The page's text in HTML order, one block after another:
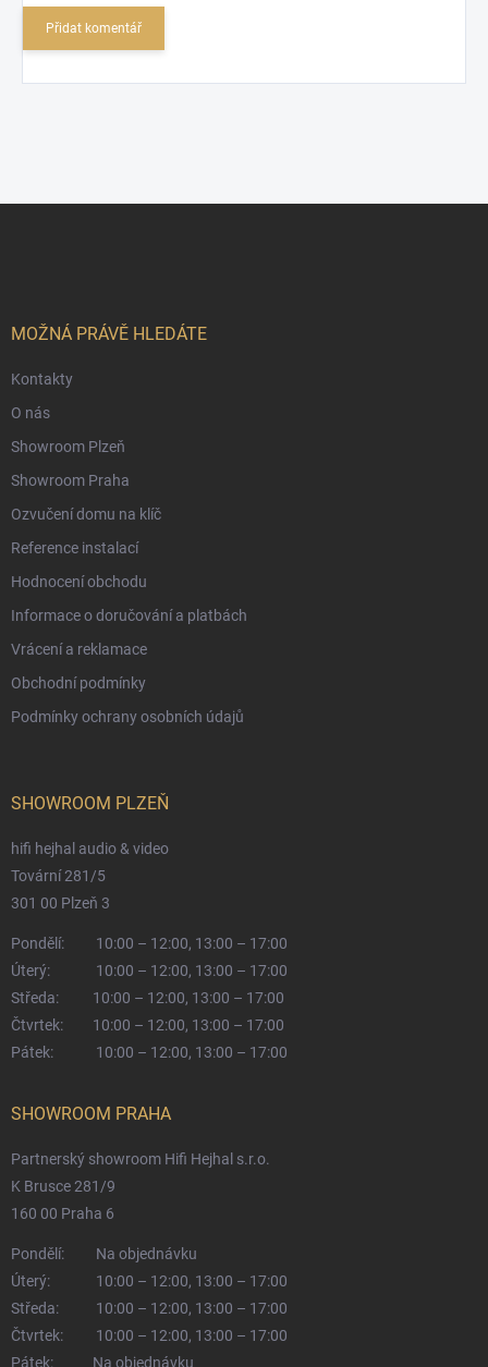
Přidat komentář
MOŽNÁ PRÁVĚ HLEDÁTE
Kontakty
O nás
Showroom Plzeň
Showroom Praha
Ozvučení domu na klíč
Reference instalací
Hodnocení obchodu
Informace o doručování a platbách
Vrácení a reklamace
Obchodní podmínky
Podmínky ochrany osobních údajů
SHOWROOM PLZEŇ
hifi hejhal audio & video
Tovární 281/5
301 00 Plzeň 3
Pondělí:
10:00 – 12:00, 13:00 – 17:00
Úterý:
10:00 – 12:00, 13:00 – 17:00
Středa:
10:00 – 12:00, 13:00 – 17:00
Čtvrtek:
10:00 – 12:00, 13:00 – 17:00
Pátek:
10:00 – 12:00, 13:00 – 17:00
SHOWROOM PRAHA
Partnerský showroom Hifi Hejhal s.r.o.
K Brusce 281/9
160 00 Praha 6
Pondělí:
Na objednávku
Úterý:
10:00 – 12:00, 13:00 – 17:00
Středa:
10:00 – 12:00, 13:00 – 17:00
Čtvrtek:
10:00 – 12:00, 13:00 – 17:00
Pátek:
Na objednávku